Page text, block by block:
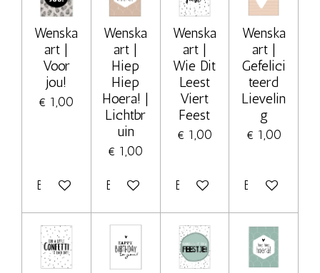
Wenska
art |
Voor
jou!
€ 1,00
Bekijk details
Wenska
art |
Hiep
Hiep
Hoera! |
Lichtbr
uin
€ 1,00
Bekijk details
Wenska
art |
Wie Dit
Leest
Viert
Feest
€ 1,00
Bekijk details
Wenska
art |
Gefelici
teerd
Lievelin
g
€ 1,00
Bekijk details